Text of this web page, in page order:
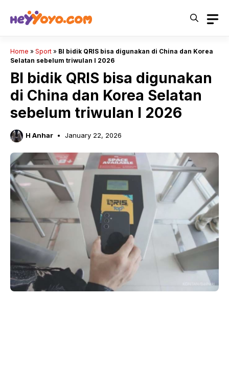
Home » Sport » BI bidik QRIS bisa digunakan di China dan Korea
Selatan sebelum triwulan I 2026
BI bidik QRIS bisa digunakan
di China dan Korea Selatan
sebelum triwulan I 2026
H Anhar January 22, 2026